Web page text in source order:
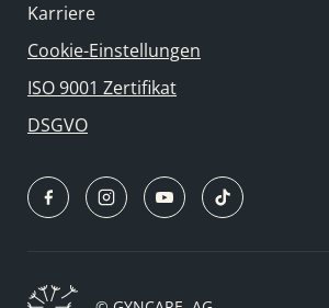
Karriere
Cookie-Einstellungen
ISO 9001 Zertifikat
DSGVO